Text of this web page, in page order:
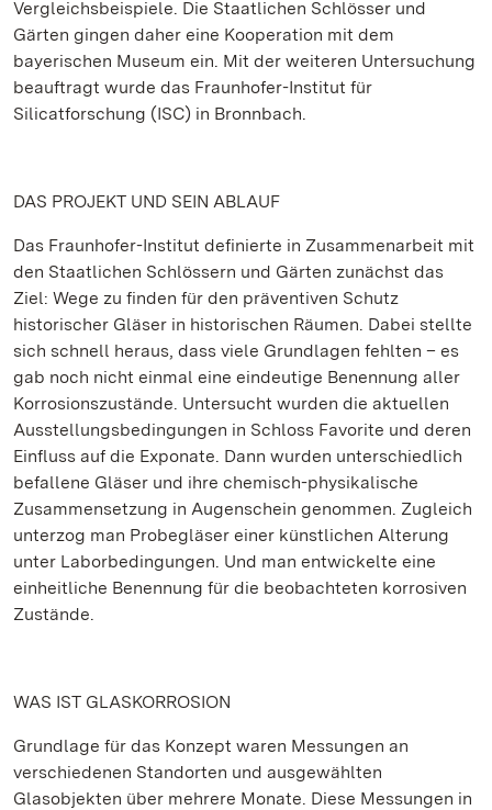
Vergleichsbeispiele. Die Staatlichen Schlösser und
Gärten gingen daher eine Kooperation mit dem
bayerischen Museum ein. Mit der weiteren Untersuchung
beauftragt wurde das Fraunhofer-Institut für
Silicatforschung (ISC) in Bronnbach.
DAS PROJEKT UND SEIN ABLAUF
Das Fraunhofer-Institut definierte in Zusammenarbeit mit
den Staatlichen Schlössern und Gärten zunächst das
Ziel: Wege zu finden für den präventiven Schutz
historischer Gläser in historischen Räumen. Dabei stellte
sich schnell heraus, dass viele Grundlagen fehlten – es
gab noch nicht einmal eine eindeutige Benennung aller
Korrosionszustände. Untersucht wurden die aktuellen
Ausstellungsbedingungen in Schloss Favorite und deren
Einfluss auf die Exponate. Dann wurden unterschiedlich
befallene Gläser und ihre chemisch-physikalische
Zusammensetzung in Augenschein genommen. Zugleich
unterzog man Probegläser einer künstlichen Alterung
unter Laborbedingungen. Und man entwickelte eine
einheitliche Benennung für die beobachteten korrosiven
Zustände.
WAS IST GLASKORROSION
Grundlage für das Konzept waren Messungen an
verschiedenen Standorten und ausgewählten
Glasobjekten über mehrere Monate. Diese Messungen in